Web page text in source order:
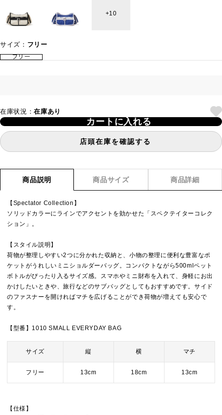
10
サイズ： フリー
フリー
在庫状況：在庫あり
カートに入れる
店頭在庫を確認する
商品説明 商品サイズ 商品詳細
【Spectator Collection】
ソリッドカラーにラインでアクセントを効かせた「スペクテイターコレク
ション」。
【スタイル説明】
荷物が整理しやすい2つに分かれた収納と、小物の整理に便利な豊富なポ
ケットがうれしいミニショルダーバッグ。コンパクトながら500mlペット
ボトルがぴったり入るサイズ感。スマホやミニ財布を入れて、身軽にお出
かけしたいときや、旅行などのサブバッグとしてもおすすめです。サイド
のファスナーを開ければマチを広げることができ荷物が増えても安心で
す。
【型番】1010 SMALL EVERYDAY BAG
サイズ 縦 横 マチ
フリー 13cm 18cm 13cm
【仕様】